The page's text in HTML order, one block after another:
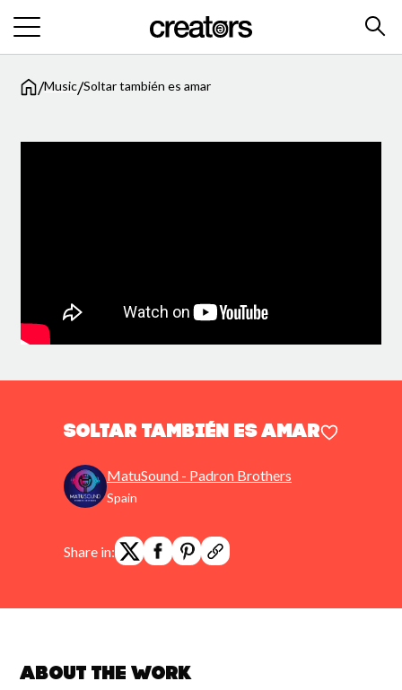
/Music/Soltar también es amar
Soltar también es amar
MatuSound - Padron Brothers
Spain
Share in:
About the work